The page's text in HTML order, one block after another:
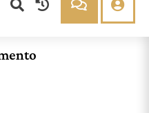
Over RK Documenten